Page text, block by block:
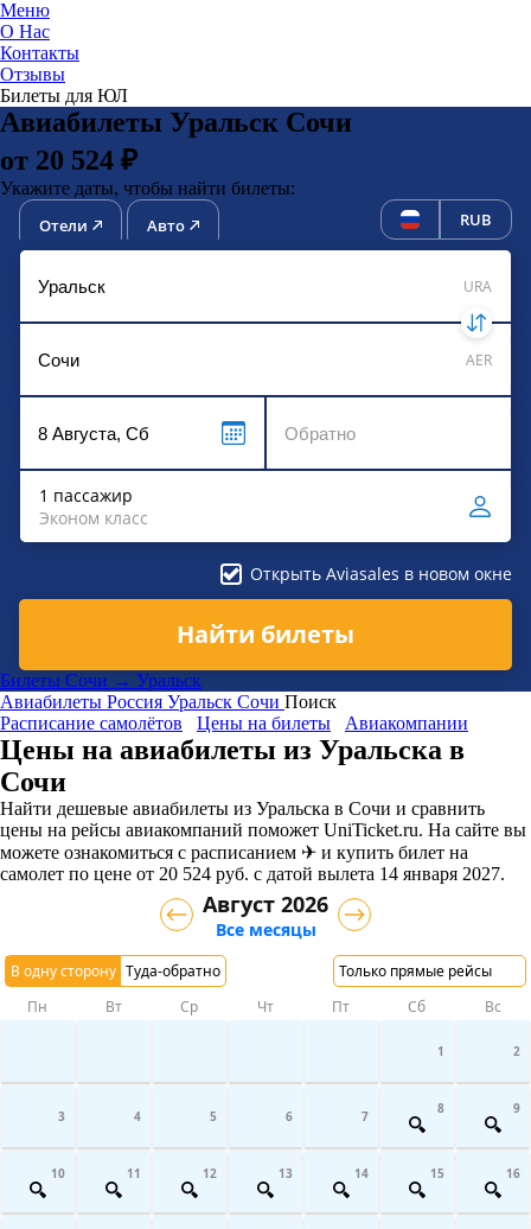
Меню
О Нас
Контакты
Отзывы
Билеты для ЮЛ
Авиабилеты Уральск Сочи
от 20 524 ₽
Укажите даты, чтобы найти билеты:
Отели Авто RUB
URA
AER
1 пассажир
Эконом класс
Открыть Aviasales в новом окне
Найти билеты
Билеты Сочи → Уральск
Авиабилеты Россия Уральск Сочи Поиск
Расписание самолётов
Цены на билеты Авиакомпании
Цены на авиабилеты из Уральска в
Сочи
Найти дешевые авиабилеты из Уральска в Сочи и сравнить
цены на рейсы авиакомпаний поможет UniTicket.ru. На сайте вы
можете ознакомиться с расписанием ✈ и купить билет на
самолет по цене от 20 524 руб. с датой вылета 14 января 2027.
В одну сторону Туда-обратно Только прямые рейсы
Август 2026
Все месяцы
Пн Вт Ср Чт Пт Сб Вс
1 2
3 4 5 6 7 8 9
10 11 12 13 14 15 16